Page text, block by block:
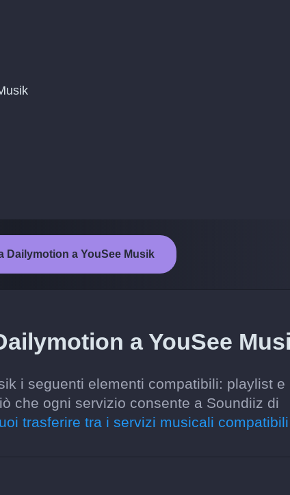
Dailymotion a YouSee Musik
a YouSee
i seguenti elementi compatibili: playlist e
che ogni servizio consente a Soundiiz di
trasferire tra i servizi musicali